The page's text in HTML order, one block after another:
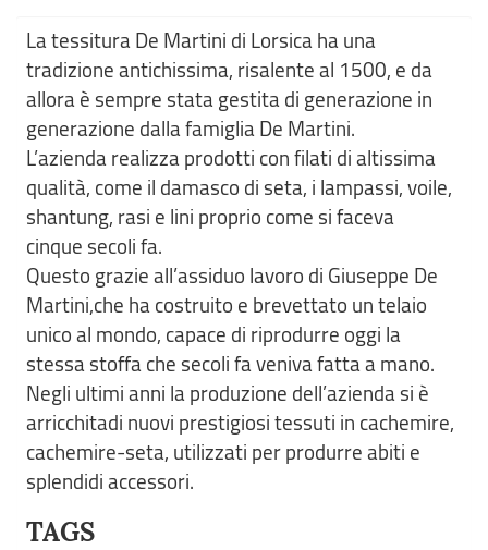
La tessitura De Martini di Lorsica ha una
tradizione antichissima, risalente al 1500, e da
allora è sempre stata gestita di generazione in
generazione dalla famiglia De Martini.
L’azienda realizza prodotti con filati di altissima
qualità, come il damasco di seta, i lampassi, voile,
shantung, rasi e lini proprio come si faceva
cinque secoli fa.
Questo grazie all’assiduo lavoro di Giuseppe De
Martini,che ha costruito e brevettato un telaio
unico al mondo, capace di riprodurre oggi la
stessa stoffa che secoli fa veniva fatta a mano.
Negli ultimi anni la produzione dell’azienda si è
arricchitadi nuovi prestigiosi tessuti in cachemire,
cachemire-seta, utilizzati per produrre abiti e
splendidi accessori.
TAGS